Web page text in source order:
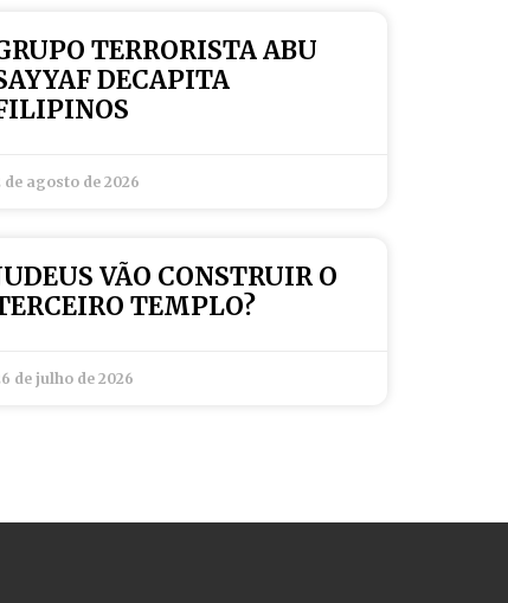
TERRORISTA ABU
DECAPITA
de agosto de 2026
VÃO CONSTRUIR O
TEMPLO?
de julho de 2026